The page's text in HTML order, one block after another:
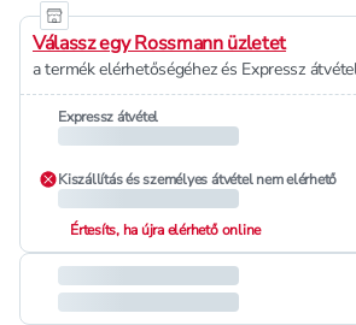
Válassz egy Rossmann üzletet
a termék elérhetőségéhez és Expressz
Expressz átvétel
Kiszállítás és személyes átvétel nem elérhető
Értesíts, ha újra elérhető online